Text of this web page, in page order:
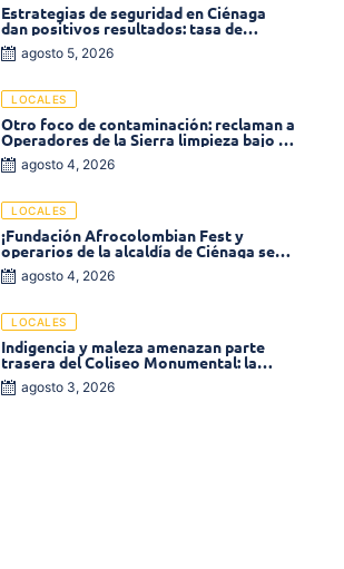
Estrategias de seguridad en Ciénaga
dan positivos resultados: tasa de
homicidios disminuyó un 58% en 2026
agosto 5, 2026
LOCALES
Otro foco de contaminación: reclaman a
Operadores de la Sierra limpieza bajo el
puente de la calle 19 con carrera 11
agosto 4, 2026
LOCALES
¡Fundación Afrocolombian Fest y
operarios de la alcaldía de Ciénaga se
ponen la 10! Realizan limpieza de la
parte posterior del Coliseo
agosto 4, 2026
LOCALES
Indigencia y maleza amenazan parte
trasera del Coliseo Monumental: la
comunidad exige acción inmediata!
agosto 3, 2026